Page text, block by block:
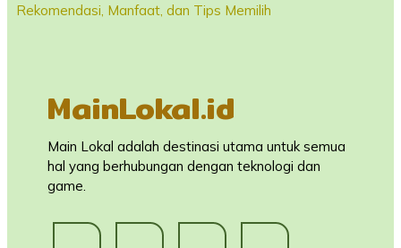
Rekomendasi, Manfaat, dan Tips Memilih
MainLokal.id
Main Lokal adalah destinasi utama untuk semua
hal yang berhubungan dengan teknologi dan
game.